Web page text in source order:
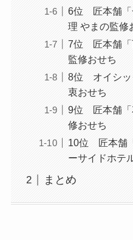
6位 匠本舗「
理 やまの監修
7位 匠本舗「
監修おせち
8位 オイシッ
衷おせち
9位 匠本舗「
修おせち
10位 匠本舗
ーサイドホテ
まとめ